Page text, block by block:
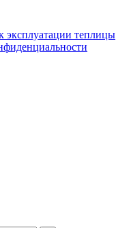
эксплуатации теплицы